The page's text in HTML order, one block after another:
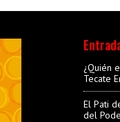
¿Quién
Tecate
El Pati
del